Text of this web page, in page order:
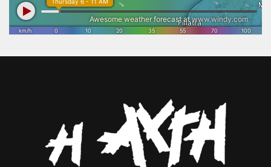
συμβολή του προγράμματος, που λειτουργεί ως πολύτιμος
σύμβουλος προσέλκυσης πόρων, χωρίς να επιβαρύνει ούτε με ένα
ευρώ τον Δήμο μας. Παράλληλα, εκφράζω τις θερμές μου ευχαριστίες
στον αρμόδιο Αντιδήμαρχο κ. Ηλία Ευσταθόπουλο για τον
Ανδριοπούλου, καθώς και τον άμισθο σύμβουλό μου για θέματα
βελτιώσει, τονίζοντας ότι το βιβλίο ανοίγει τους ορίζοντες της
σκέψης, αποτελώντας την καλύτερη διέξοδο, ιδίως για τους νέους.